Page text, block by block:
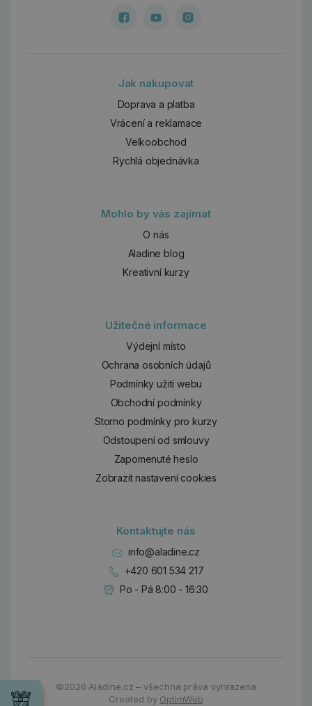
Jak nakupovat
Doprava a platba
Vrácení a reklamace
Velkoobchod
Rychlá objednávka
Mohlo by vás zajímat
O nás
Aladine blog
Kreativní kurzy
Užitečné informace
Výdejní místo
Ochrana osobních údajů
Podmínky užití webu
Obchodní podmínky
Storno podmínky pro kurzy
Odstoupení od smlouvy
Zapomenuté heslo
Zobrazit nastavení cookies
Kontaktujte nás
info@aladine.cz
+420 601 534 217
Po - Pá 8:00 - 16:30
©2026 Aladine.cz – všechna práva vyhrazena
Created by OptimWeb
Wrendale
Chci si vybrat